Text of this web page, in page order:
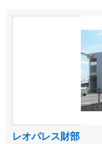
レオパレス財部